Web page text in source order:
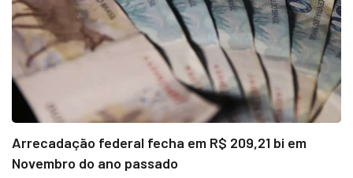
Arrecadação federal fecha em R$ 209,21 bi em
Novembro do ano passado